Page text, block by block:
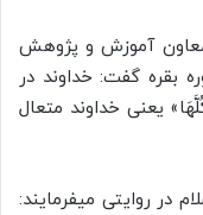
آموزش و پژوهش
البرز با اشاره به آیه ٣١ سوره بقره گفت: خداوند در
یعنی خداوند متعال
در روایتی میفرمایند: